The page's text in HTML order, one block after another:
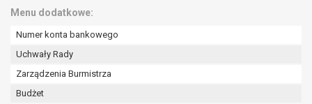
Menu dodatkowe:
Numer konta bankowego
Uchwały Rady
Zarządzenia Burmistrza
Budżet